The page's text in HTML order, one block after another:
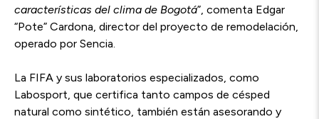
características del clima de Bogotá”, comenta Edgar
“Pote” Cardona, director del proyecto de remodelación,
operado por Sencia.
La FIFA y sus laboratorios especializados, como
Labosport, que certifica tanto campos de césped
natural como sintético, también están asesorando y